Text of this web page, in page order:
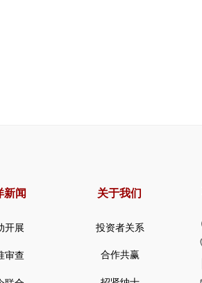
开展
审查
新闻
投资者关系
合作共赢
关于我们